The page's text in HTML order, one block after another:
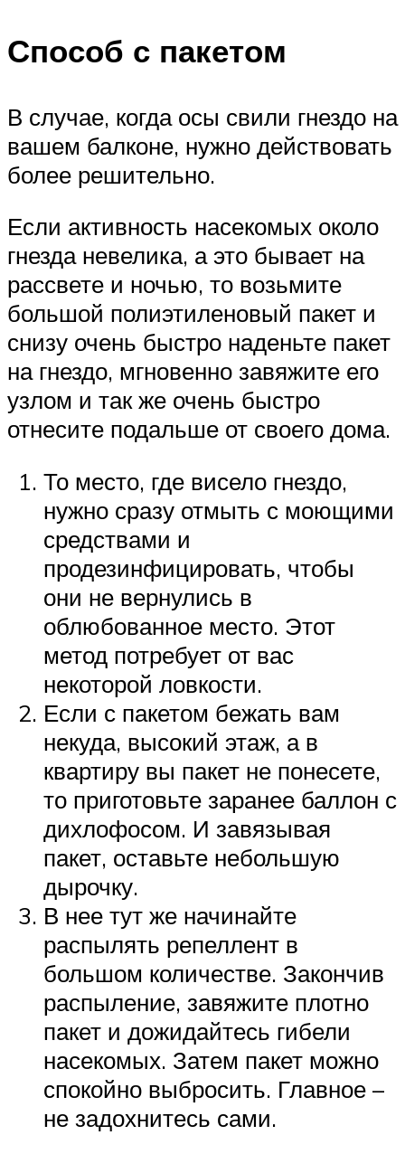
Способ с пакетом
В случае, когда осы свили гнездо на
вашем балконе, нужно действовать
более решительно.
Если активность насекомых около
гнезда невелика, а это бывает на
рассвете и ночью, то возьмите
большой полиэтиленовый пакет и
снизу очень быстро наденьте пакет
на гнездо, мгновенно завяжите его
узлом и так же очень быстро
отнесите подальше от своего дома.
То место, где висело гнездо,
нужно сразу отмыть с моющими
средствами и
продезинфицировать, чтобы
они не вернулись в
облюбованное место. Этот
метод потребует от вас
некоторой ловкости.
Если с пакетом бежать вам
некуда, высокий этаж, а в
квартиру вы пакет не понесете,
то приготовьте заранее баллон с
дихлофосом. И завязывая
пакет, оставьте небольшую
дырочку.
В нее тут же начинайте
распылять репеллент в
большом количестве. Закончив
распыление, завяжите плотно
пакет и дожидайтесь гибели
насекомых. Затем пакет можно
спокойно выбросить. Главное –
не задохнитесь сами.